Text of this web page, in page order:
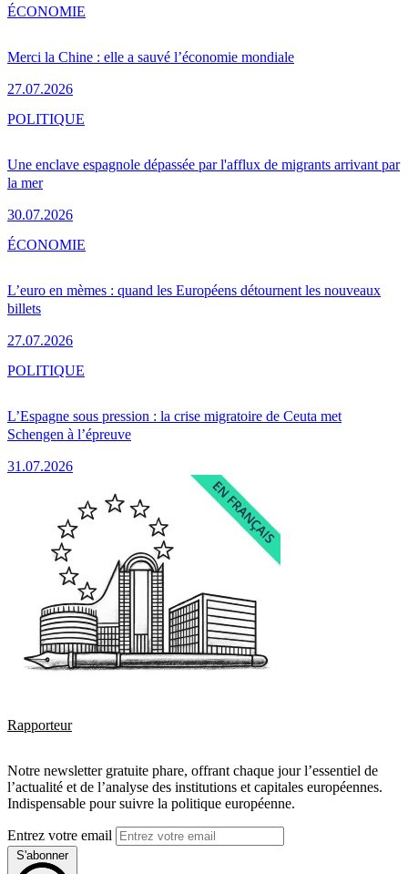
Merci la Chine : elle a sauvé l’économie mondiale
27.07.2026
ÉCONOMIE
Une enclave espagnole dépassée par l'afflux de migrants arrivant par
la mer
30.07.2026
POLITIQUE
L’euro en mèmes : quand les Européens détournent les nouveaux
billets
27.07.2026
ÉCONOMIE
L’Espagne sous pression : la crise migratoire de Ceuta met
Schengen à l’épreuve
31.07.2026
POLITIQUE
Rapporteur
Notre newsletter gratuite phare, offrant chaque jour l’essentiel de
l’actualité et de l’analyse des institutions et capitales européennes.
Indispensable pour suivre la politique européenne.
Entrez votre email
S'abonner